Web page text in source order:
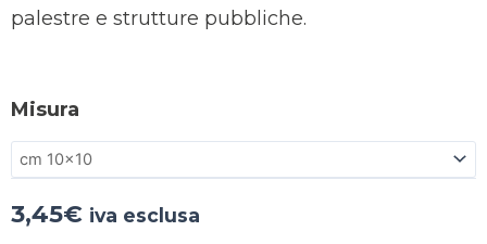
palestre e strutture pubbliche.
Misura
3,45€ iva esclusa